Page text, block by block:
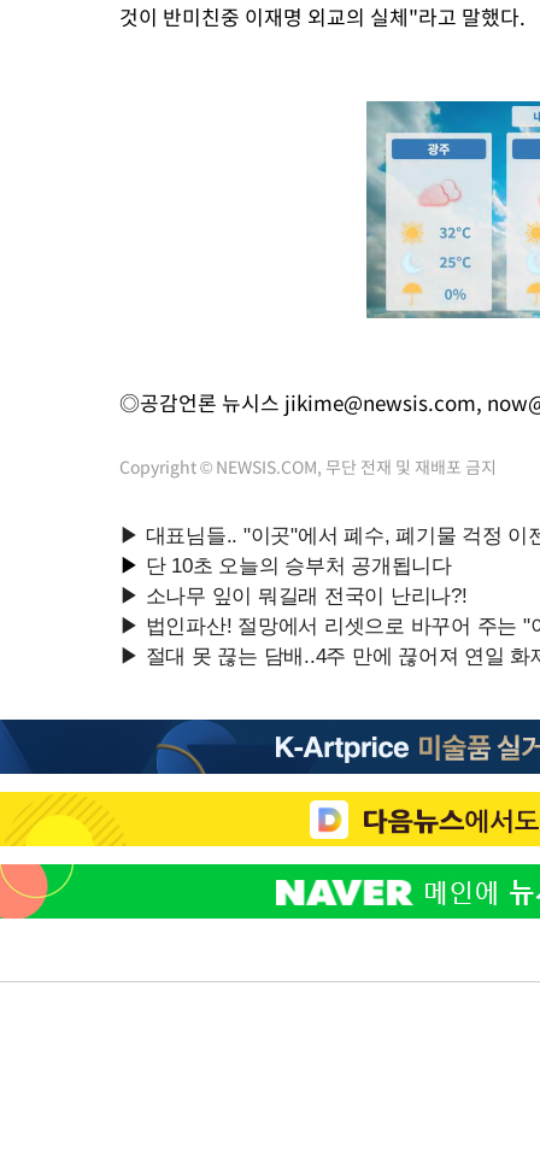
것이 반미친중 이재명 외교의 실체"라고 말했다.
◎공감언론 뉴시스 jikime@newsis.com,
Copyright © NEWSIS.COM, 무단 전재 및 재배포 금지